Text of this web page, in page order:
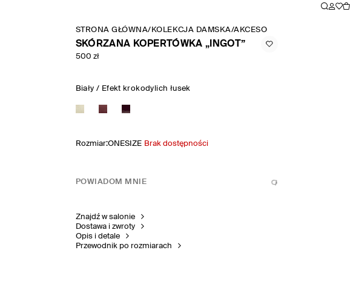
STRONA GŁÓWNA/ KOLEKCJA DAMSKA/AKCESORIA I DODATKI
SKÓRZANA KOPERTÓWKA „INGOT”
500 zł
Biały / Efekt krokodylich łusek
Rozmiar:ONESIZE Brak dostępności
POWIADOM MNIE
Znajdź w salonie
Dostawa i zwroty
Opis i detale
Przewodnik po rozmiarach